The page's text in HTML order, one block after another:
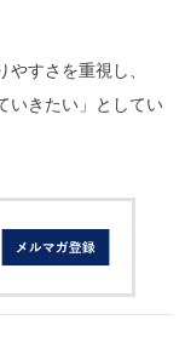
すさを重視し、
いきたい」としてい